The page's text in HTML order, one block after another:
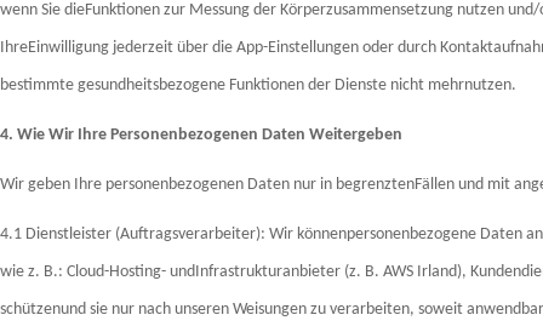
wenn Sie dieFunktionen zur Messung der Körperzusammensetzung nutzen
IhreEinwilligung jederzeit über die App-Einstellungen oder durch
bestimmte gesundheitsbezogene Funktionen der Dienste nicht mehrnutzen.
4. Wie Wir Ihre Personenbezogenen Daten Weitergeben
Wir geben Ihre personenbezogenen Daten nur in begrenztenFällen und mit
4.1 Dienstleister (Auftragsverarbeiter): Wir könnenpersonenbezogene Daten
wie z. B.: Cloud-Hosting- undInfrastrukturanbieter (z. B. AWS Irland),
schützenund sie nur nach unseren Weisungen zu verarbeiten, soweit